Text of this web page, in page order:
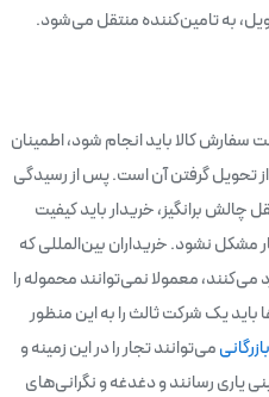
به تامین‌کننده منتقل می‌شود.
سفارش کالا باید انجام شود، اطمینان
تحویل گرفتن آن است. پس از رسیدگی
چالش‌ برانگیز، خریدار باید کیفیت
مشکل نشود. خریداران بین‌المللی که
می‌کنند، معمولا نمی‌توانند محموله را
باید یک شرکت ثالث را به این منظور
می‌توانند تجار را در این زمینه و
یاری رسانند و دغدغه و نگرانی‌های